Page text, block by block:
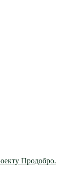
Продобро.